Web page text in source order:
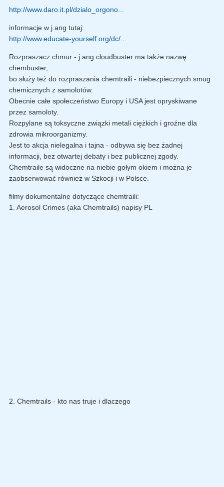
http://www.daro.it.pl/dzialo_orgono...
informacje w j.ang tutaj:
http://www.educate-yourself.org/dc/...
Rozpraszacz chmur - j.ang cloudbuster ma także nazwę
chembuster,
bo służy też do rozpraszania chemtraili - niebezpiecznych smug
chemicznych z samolotów.
Obecnie całe społeczeństwo Europy i USA jest opryskiwane
przez samoloty.
Rozpylane są toksyczne związki metali ciężkich i groźne dla
zdrowia mikroorganizmy.
Jest to akcja nielegalna i tajna - odbywa się bez żadnej
informacji, bez otwartej debaty i bez publicznej zgody.
Chemtraile są widoczne na niebie gołym okiem i można je
zaobserwować również w Szkocji i w Polsce.
filmy dokumentalne dotyczące chemtraili:
1. Aerosol Crimes (aka Chemtrails) napisy PL
2. Chemtrails - kto nas truje i dlaczego